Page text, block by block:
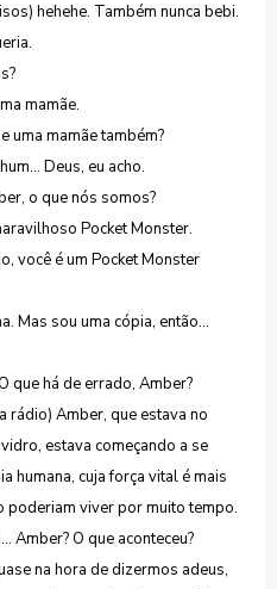
hehehe. Também nunca bebi.
mamãe.
uma mamãe também?
Deus, eu acho.
o que nós somos?
Pocket Monster.
você é um Pocket Monster
Mas sou uma cópia, então...
que há de errado, Amber?
rádio) Amber, que estava no
estava começando a se
humana, cuja força vital é mais
poderiam viver por muito tempo.
Amber? O que aconteceu?
na hora de dizermos adeus,